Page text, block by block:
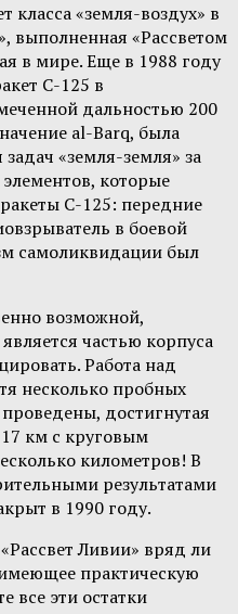
класса «земля-воздух» в
выполненная «Рассветом
в мире. Еще в 1988 году
С-125 в
дальностью 200
al-Barq, была
«земля-земля» за
которые
С-125: передние
в боевой
самоликвидации был
возможной,
частью корпуса
Работа над
несколько пробных
достигнутая
км с круговым
километров! В
результатами
в 1990 году.
Ливии» вряд ли
практическую
все эти остатки